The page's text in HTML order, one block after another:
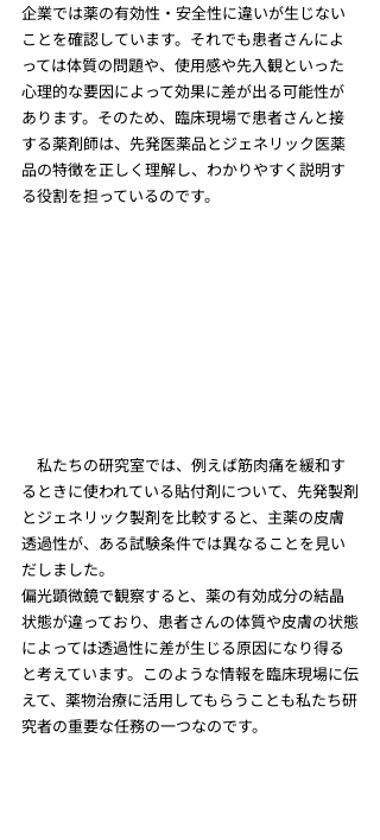
企業では薬の有効性・安全性に違いが生じない
ことを確認しています。それでも患者さんによ
っては体質の問題や、使用感や先入観といった
心理的な要因によって効果に差が出る可能性が
あります。そのため、臨床現場で患者さんと接
する薬剤師は、先発医薬品とジェネリック医薬
品の特徴を正しく理解し、わかりやすく説明す
る役割を担っているのです。
私たちの研究室では、例えば筋肉痛を緩和す
るときに使われている貼付剤について、先発製剤
とジェネリック製剤を比較すると、主薬の皮膚
透過性が、ある試験条件では異なることを見い
だしました。
偏光顕微鏡で観察すると、薬の有効成分の結晶
状態が違っており、患者さんの体質や皮膚の状態
によっては透過性に差が生じる原因になり得る
と考えています。このような情報を臨床現場に伝
えて、薬物治療に活用してもらうことも私たち研
究者の重要な任務の一つなのです。